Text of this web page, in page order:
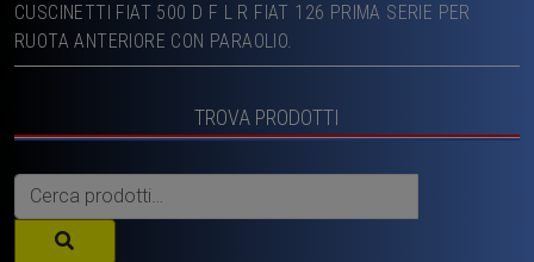
CUSCINETTI FIAT 500 D F L R FIAT 126 PRIMA SERIE PER
RUOTA ANTERIORE CON PARAOLIO.
TROVA PRODOTTI
Cerca: